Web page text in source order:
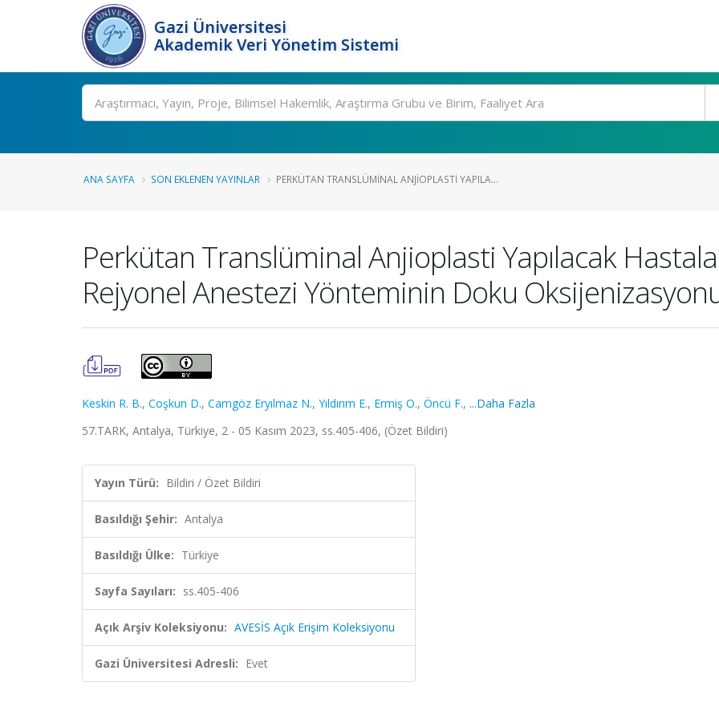
Gazi Üniversitesi
Akademik Veri Yönetim Sistemi
Ara
ANA SAYFA SON EKLENEN YAYINLAR PERKÜTAN TRANSLÜMINAL ANJIOPLASTI YAPILA...
Perkütan Translüminal Anjioplasti Yapılacak
Rejyonel Anestezi Yönteminin Doku
Keskin R. B., Coşkun D., Camgöz Eryılmaz N., Yıldırım E., Ermiş O., Öncü F., ...Daha Fazla
57.TARK, Antalya, Türkiye, 2 - 05 Kasım 2023, ss.405-406, (Özet Bildiri)
Yayın Türü: Bildiri / Özet Bildiri
Basıldığı Şehir: Antalya
Basıldığı Ülke: Türkiye
Sayfa Sayıları: ss.405-406
Açık Arşiv Koleksiyonu: AVESİS Açık Erişim Koleksiyonu
Gazi Üniversitesi Adresli: Evet